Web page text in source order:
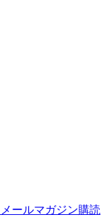
メールマガジン購読